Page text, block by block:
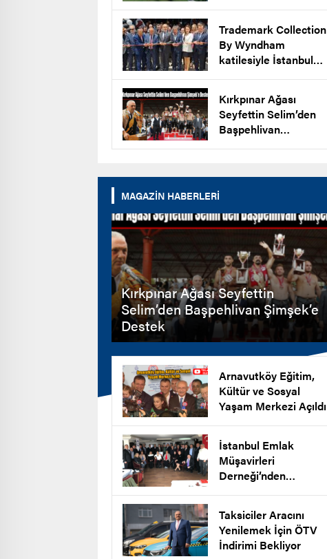
Trademark Collection
By Wyndham
katilesiyle İstanbul
Kırkpınar Ağası
Seyfettin Selim’den
Başpehlivan
MAGAZİN HABERLERİ
Kırkpınar Ağası Seyfettin
Selim’den Başpehlivan Şimşek’e
Destek
Arnavutköy Eğitim,
Kültür ve Sosyal
Yaşam Merkezi Açıldı
İstanbul Emlak
Müşavirleri
Derneği’nden
Taksiciler Aracını
Yenilemek İçin ÖTV
İndirimi Bekliyor